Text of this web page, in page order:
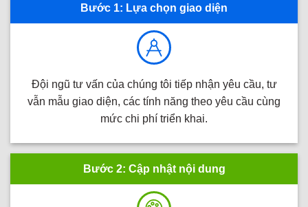
Bước 1: Lựa chọn giao diện
Đội ngũ tư vấn của chúng tôi tiếp nhận yêu cầu, tư
vẫn mẫu giao diện, các tính năng theo yêu cầu cùng
mức chi phí triển khai.
Bước 2: Cập nhật nội dung